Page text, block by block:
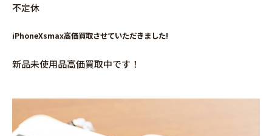
不定休
iPhoneXsmax高価買取させていただきました!
新品未使用品高価買取中です！